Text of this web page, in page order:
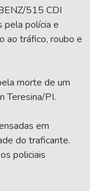
515 CDI
pela polícia e
ao tráfico, roubo e
morte de um
Teresina/PI.
em
do traficante.
policiais